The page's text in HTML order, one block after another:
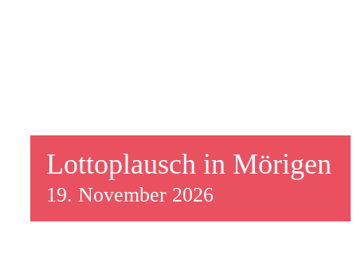
Lottoplausch in Mörigen
19. November 2026